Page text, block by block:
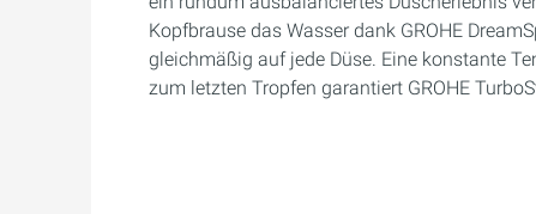
Kopfbrause das Wasser dank GROHE
gleichmäßig auf jede Düse. Eine konstante
zum letzten Tropfen garantiert GROHE